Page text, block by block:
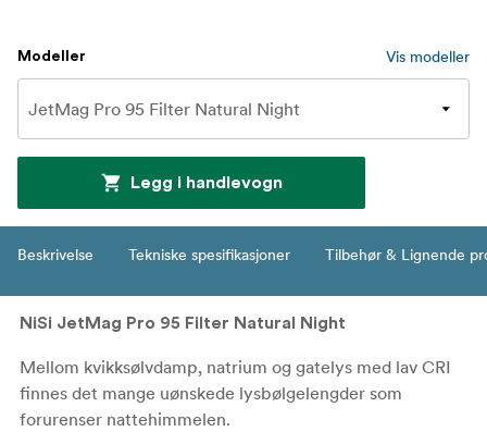
Modeller Vis modeller
Legg i handlevogn
Beskrivelse Tekniske spesifikasjoner Tilbehør & Lignende
NiSi JetMag Pro 95 Filter Natural Night
Mellom kvikksølvdamp, natrium og gatelys med lav CRI
finnes det mange uønskede lysbølgelengder som
forurenser nattehimmelen.